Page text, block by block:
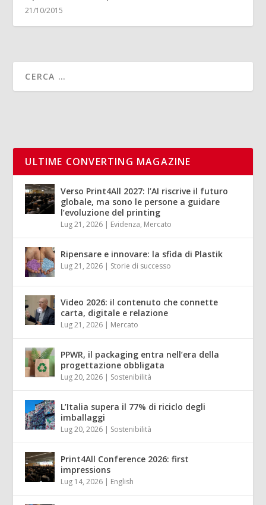
21/10/2015
ULTIME CONVERTING MAGAZINE
Verso Print4All 2027: l’AI riscrive il futuro
globale, ma sono le persone a guidare
l’evoluzione del printing
Lug 21, 2026 | Evidenza, Mercato
Ripensare e innovare: la sfida di Plastik
Lug 21, 2026 | Storie di successo
Video 2026: il contenuto che connette
carta, digitale e relazione
Lug 21, 2026 | Mercato
PPWR, il packaging entra nell’era della
progettazione obbligata
Lug 20, 2026 | Sostenibilità
L’Italia supera il 77% di riciclo degli
imballaggi
Lug 20, 2026 | Sostenibilità
Print4All Conference 2026: first
impressions
Lug 14, 2026 | English